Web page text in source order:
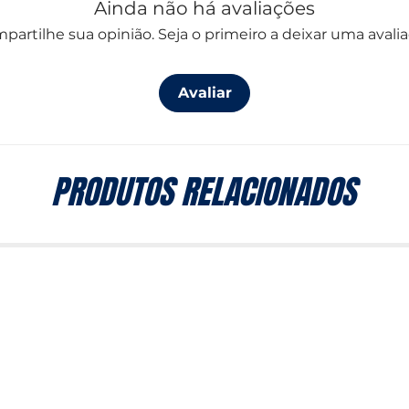
Ainda não há avaliações
sua opinião. Seja o primeiro a deixar uma
Avaliar
PRODUTOS RELACIONADOS